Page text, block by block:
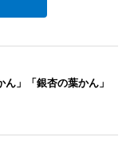
ん」「銀杏の葉かん」